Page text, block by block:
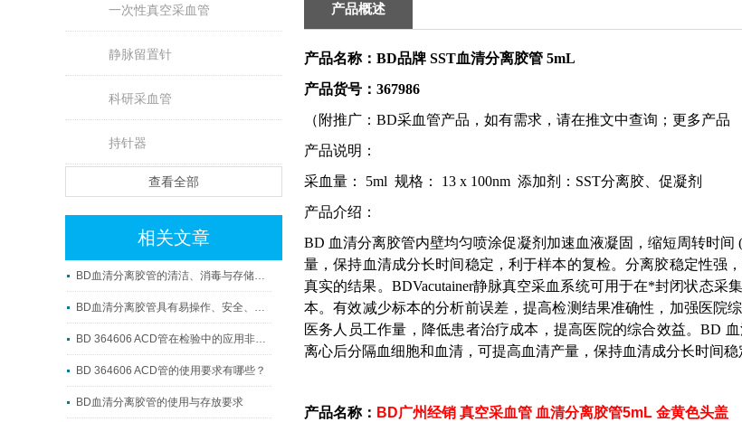
一次性真空采血管
静脉留置针
科研采血管
持针器
查看全部
相关文章
BD血清分离胶管的清洁、消毒与存储方法
BD血清分离胶管具有易操作、安全、准确及可重复性等优点
BD 364606 ACD管在检验中的应用非常广泛
BD 364606 ACD管的使用要求有哪些？
BD血清分离胶管的使用与存放要求
产品概述
产品名称：BD品牌 SST血清分离胶管 5mL
产品货号：367986
（附推广：BD采血管产品，如有需求，请在推文中查询；更多产品
产品说明：
采血量： 5ml 规格： 13 x 100nm 添加剂：SST分离胶、促凝剂
产品介绍：
BD 血清分离胶管内壁均匀喷涂促凝剂加速血液凝固，缩短周转时
量，保持血清成分长时间稳定，利于样本的复检。分离胶稳定性强
真实的结果。BDVacutainer静脉真空采血系统可用于在*封闭状态
本。有效减少标本的分析前误差，提高检测结果准确性，加强医院
医务人员工作量，降低患者治疗成本，提高医院的综合效益。BD
离心后分隔血细胞和血清，可提高血清产量，保持血清成分长时间稳
产品名称： BD广州经销 真空采血管 血清分离胶管5mL 金黄色头盖